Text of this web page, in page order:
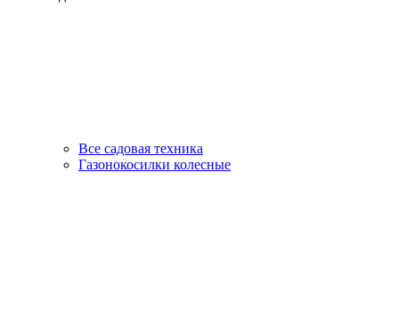
Все садовая техника
Газонокосилки колесные